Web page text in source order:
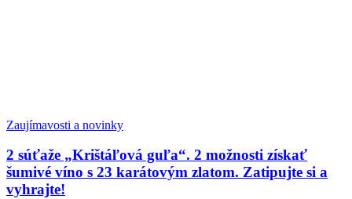
Zaujímavosti a novinky
2 súťaže „Krištáľová guľa“. 2 možnosti získať
šumivé víno s 23 karátovým zlatom. Zatipujte si a
vyhrajte!